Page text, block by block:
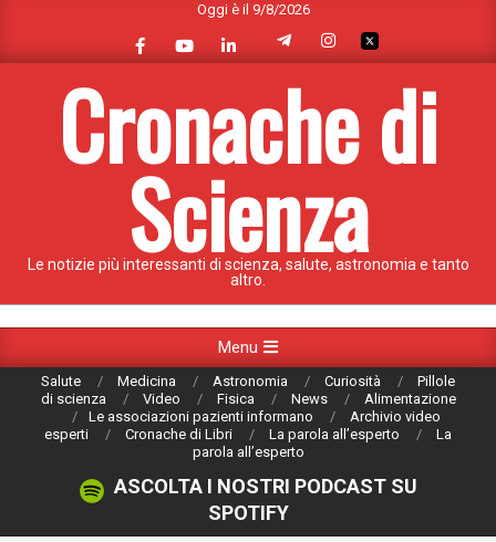
content
Oggi è il 9/8/2026
Cronache di
Scienza
Le notizie più interessanti di scienza, salute, astronomia e tanto
altro.
Navigation
Menu
Salute Medicina Astronomia Curiosità
Pillole
di scienza
Video Fisica News
Alimentazione
Le associazioni pazienti informano
Archivio video
esperti
Cronache di Libri La parola all’esperto
La
parola all’esperto
ASCOLTA I NOSTRI PODCAST SU
SPOTIFY